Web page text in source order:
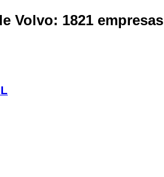
Volvo: 1821 empresas